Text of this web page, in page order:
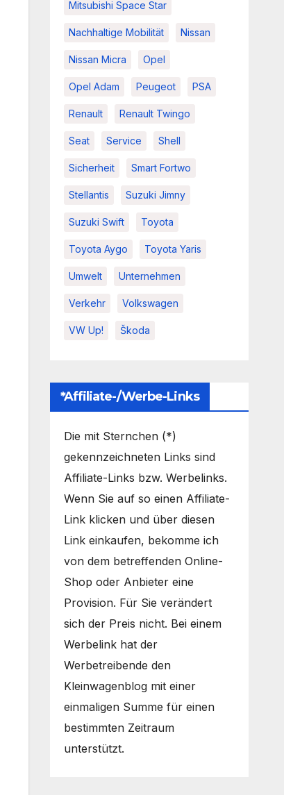
Mitsubishi Space Star
Nachhaltige Mobilität Nissan
Nissan Micra Opel
Opel Adam Peugeot PSA
Renault Renault Twingo
Seat Service Shell
Sicherheit Smart Fortwo
Stellantis Suzuki Jimny
Suzuki Swift Toyota
Toyota Aygo Toyota Yaris
Umwelt Unternehmen
Verkehr Volkswagen
VW Up! Škoda
*Affiliate-/Werbe-Links
Die mit Sternchen (*)
gekennzeichneten Links sind
Affiliate-Links bzw. Werbelinks.
Wenn Sie auf so einen Affiliate-
Link klicken und über diesen
Link einkaufen, bekomme ich
von dem betreffenden Online-
Shop oder Anbieter eine
Provision. Für Sie verändert
sich der Preis nicht. Bei einem
Werbelink hat der
Werbetreibende den
Kleinwagenblog mit einer
einmaligen Summe für einen
bestimmten Zeitraum
unterstützt.